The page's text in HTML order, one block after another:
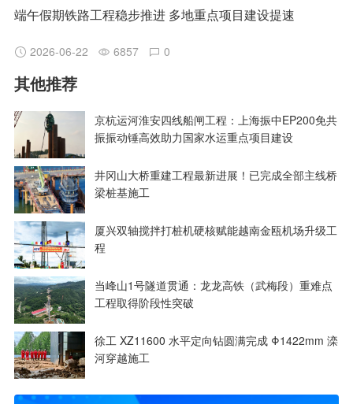
端午假期铁路工程稳步推进 多地重点项目建设提速
2026-06-22 6857 0
其他推荐
京杭运河淮安四线船闸工程：上海振中EP200免共
振振动锤高效助力国家水运重点项目建设
井冈山大桥重建工程最新进展！已完成全部主线桥
梁桩基施工
厦兴双轴搅拌打桩机硬核赋能越南金瓯机场升级工
程
当峰山1号隧道贯通：龙龙高铁（武梅段）重难点
工程取得阶段性突破
徐工 XZ11600 水平定向钻圆满完成 Φ1422mm 滦
河穿越施工